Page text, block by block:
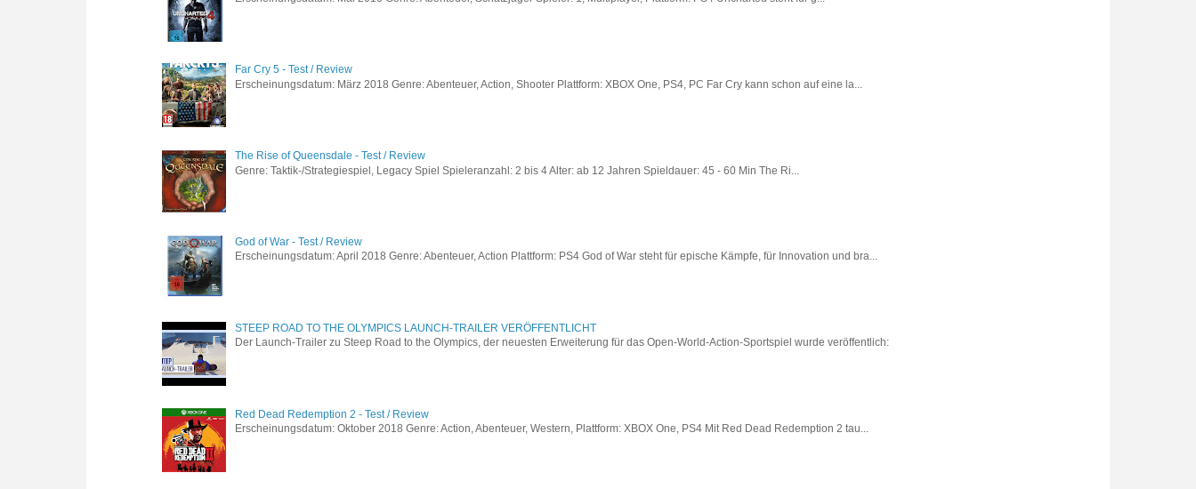
Far Cry 5 - Test / Review
Erscheinungsdatum: März 2018 Genre: Abenteuer, Action, Shooter Plattform: XBOX One, PS4, PC Far Cry kann schon auf eine la...
The Rise of Queensdale - Test / Review
Genre: Taktik-/Strategiespiel, Legacy Spiel Spieleranzahl: 2 bis 4 Alter: ab 12 Jahren Spieldauer: 45 - 60 Min The Ri...
God of War - Test / Review
Erscheinungsdatum: April 2018 Genre: Abenteuer, Action Plattform: PS4 God of War steht für epische Kämpfe, für Innovation und bra...
STEEP ROAD TO THE OLYMPICS LAUNCH-TRAILER VERÖFFENTLICHT
Der Launch-Trailer zu Steep Road to the Olympics, der neuesten Erweiterung für das Open-World-Action-Sportspiel wurde veröffentlich:
Red Dead Redemption 2 - Test / Review
Erscheinungsdatum: Oktober 2018 Genre: Action, Abenteuer, Western, Plattform: XBOX One, PS4 Mit Red Dead Redemption 2 tau...